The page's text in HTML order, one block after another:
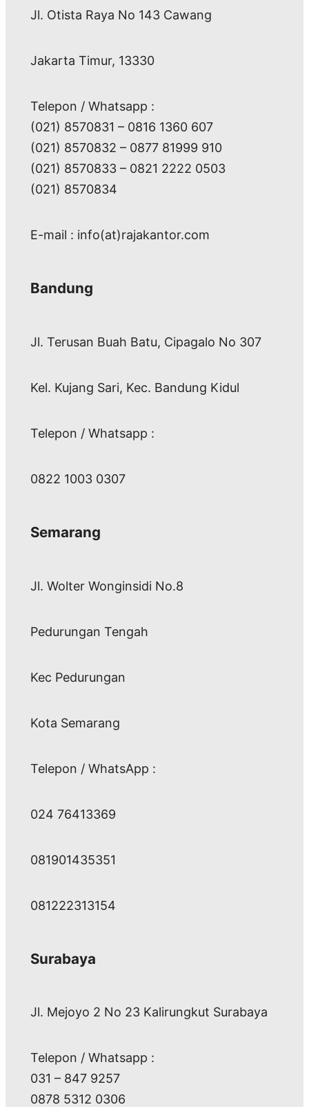
Jl. Otista Raya No 143 Cawang
Jakarta Timur, 13330
Telepon / Whatsapp :
(021) 8570831 – 0816 1360 607
(021) 8570832 – 0877 81999 910
(021) 8570833 – 0821 2222 0503
(021) 8570834
E-mail : info(at)rajakantor.com
Bandung
Jl. Terusan Buah Batu, Cipagalo No 307
Kel. Kujang Sari, Kec. Bandung Kidul
Telepon / Whatsapp :
0822 1003 0307
Semarang
Jl. Wolter Wonginsidi No.8
Pedurungan Tengah
Kec Pedurungan
Kota Semarang
Telepon / WhatsApp :
024 76413369
081901435351
081222313154
Surabaya
Jl. Mejoyo 2 No 23 Kalirungkut Surabaya
Telepon / Whatsapp :
031 – 847 9257
0878 5312 0306